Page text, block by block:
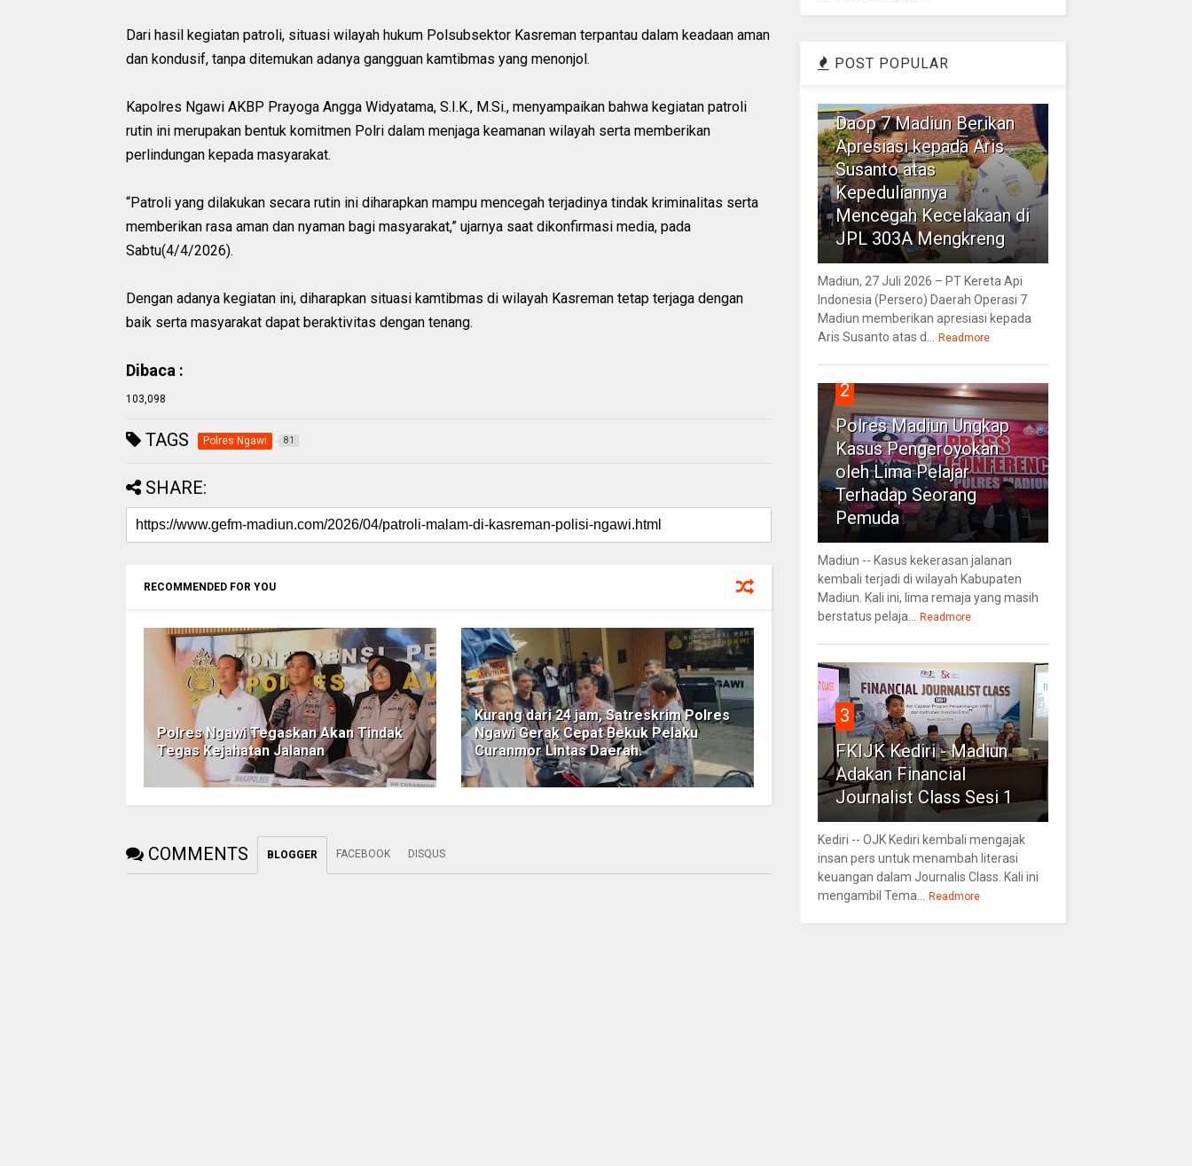
Dari hasil kegiatan patroli, situasi wilayah hukum Polsubsektor Kasreman terpantau dalam keadaan aman
dan kondusif, tanpa ditemukan adanya gangguan kamtibmas yang menonjol.
Kapolres Ngawi AKBP Prayoga Angga Widyatama, S.I.K., M.Si., menyampaikan bahwa kegiatan patroli
rutin ini merupakan bentuk komitmen Polri dalam menjaga keamanan wilayah serta memberikan
perlindungan kepada masyarakat.
“Patroli yang dilakukan secara rutin ini diharapkan mampu mencegah terjadinya tindak kriminalitas serta
memberikan rasa aman dan nyaman bagi masyarakat,” ujarnya saat dikonfirmasi media, pada
Sabtu(4/4/2026).
Dengan adanya kegiatan ini, diharapkan situasi kamtibmas di wilayah Kasreman tetap terjaga dengan
baik serta masyarakat dapat beraktivitas dengan tenang.
Dibaca :
103,098
TAGS Polres Ngawi 81
SHARE:
RECOMMENDED FOR YOU
Polres Ngawi Tegaskan Akan Tindak
Tegas Kejahatan Jalanan
Kurang dari 24 jam, Satreskrim Polres
Ngawi Gerak Cepat Bekuk Pelaku
Curanmor Lintas Daerah.
COMMENTS BLOGGER FACEBOOK DISQUS
POST POPULAR
Daop 7 Madiun Berikan
Apresiasi kepada Aris
Susanto atas
Kepeduliannya
Mencegah Kecelakaan di
JPL 303A Mengkreng
Madiun, 27 Juli 2026 – PT Kereta Api
Indonesia (Persero) Daerah Operasi 7
Madiun memberikan apresiasi kepada
Aris Susanto atas d...
Readmore
2
Polres Madiun Ungkap
Kasus Pengeroyokan
oleh Lima Pelajar
Terhadap Seorang
Pemuda
Madiun -- Kasus kekerasan jalanan
kembali terjadi di wilayah Kabupaten
Madiun. Kali ini, lima remaja yang masih
berstatus pelaja...
Readmore
3
FKIJK Kediri - Madiun
Adakan Financial
Journalist Class Sesi 1
Kediri -- OJK Kediri kembali mengajak
insan pers untuk menambah literasi
keuangan dalam Journalis Class. Kali ini
mengambil Tema...
Readmore